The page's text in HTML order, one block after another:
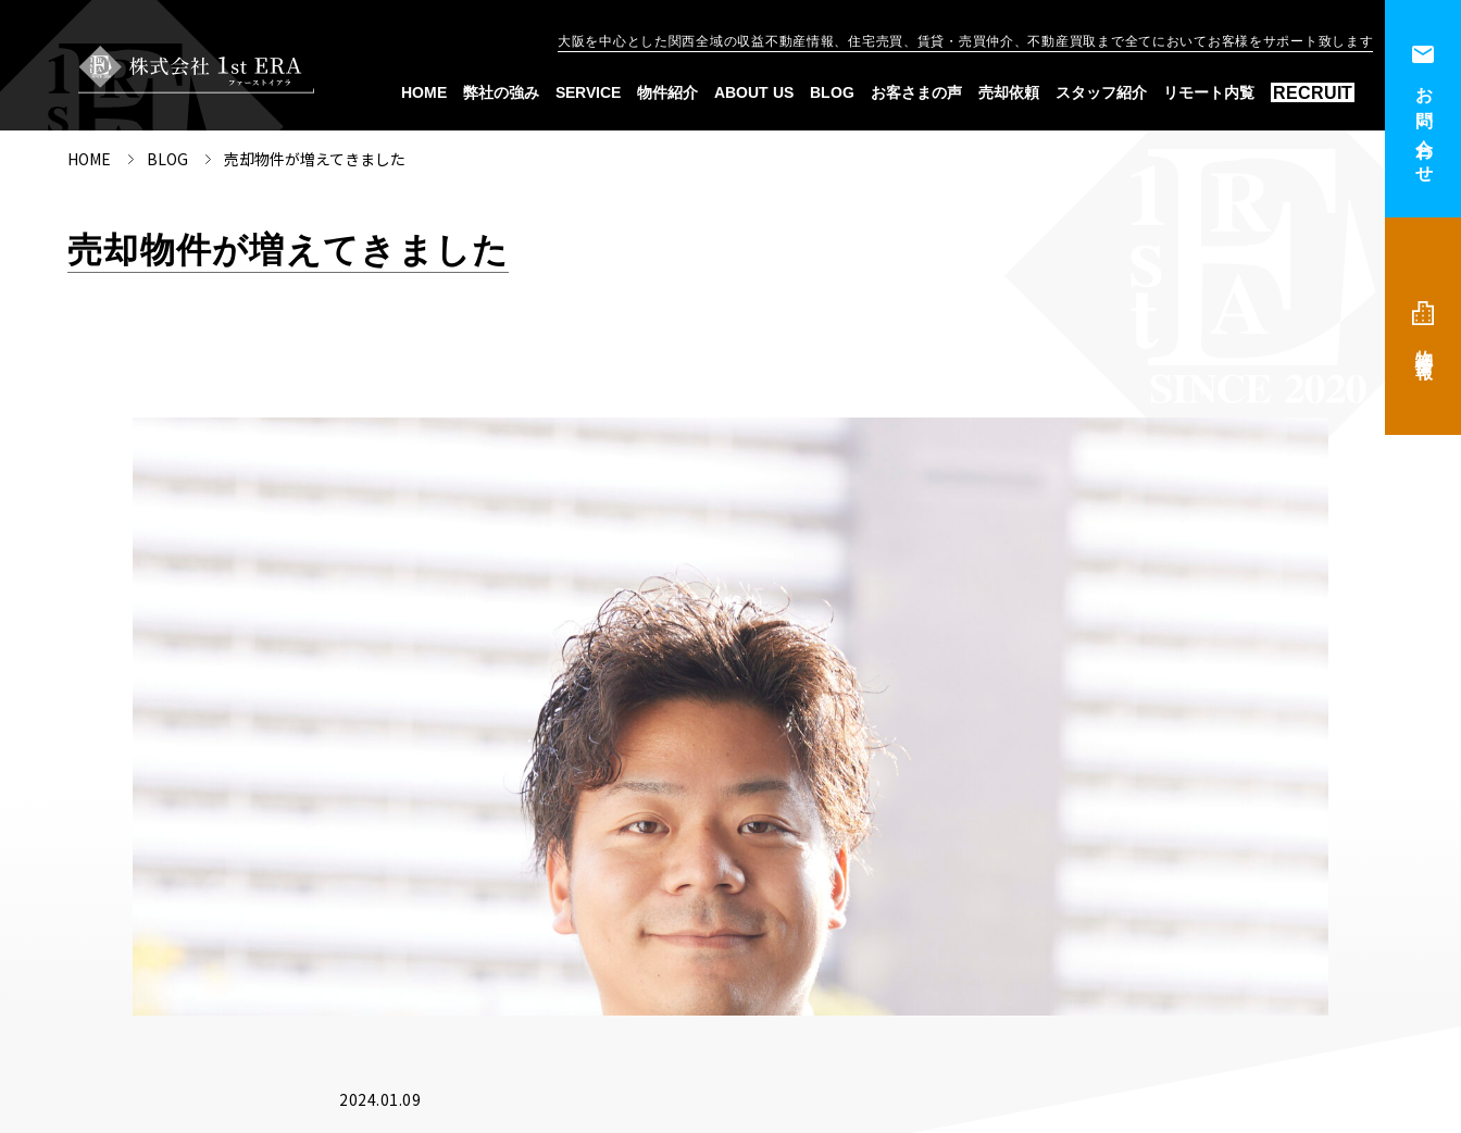
大阪を中心とした関西全域の収益不動産情報、住宅売買、賃貸・売買仲介、不動産買取まで全てにおいてお客様をサポート致します
HOME 弊社の強み SERVICE 物件紹介 ABOUT US BLOG お客さまの声 売却依頼 スタッフ紹介 リモート内覧 RECRUIT お問い合わせ
HOME BLOG 売却物件が増えてきました
売却物件が増えてきました
2024.01.09